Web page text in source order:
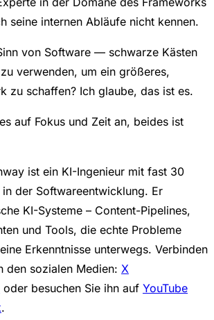
seine internen Abläufe nicht kennen.
von Software — schwarze Kästen
verwenden, um ein größeres,
zu schaffen? Ich glaube, das ist es.
auf Fokus und Zeit an, beides ist
ist ein KI-Ingenieur mit fast 30
der Softwareentwicklung. Er
KI-Systeme – Content-Pipelines,
und Tools, die echte Probleme
Erkenntnisse unterwegs. Verbinden
den sozialen Medien: X
oder besuchen Sie ihn auf YouTube
.